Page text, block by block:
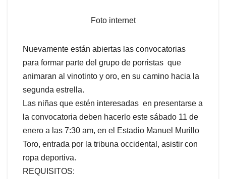
Foto internet
Nuevamente están abiertas las convocatorias
para formar parte del grupo de porristas que
animaran al vinotinto y oro, en su camino hacia la
segunda estrella.
Las niñas que estén interesadas en presentarse a
la convocatoria deben hacerlo este sábado 11 de
enero a las 7:30 am, en el Estadio Manuel Murillo
Toro, entrada por la tribuna occidental, asistir con
ropa deportiva.
REQUISITOS: